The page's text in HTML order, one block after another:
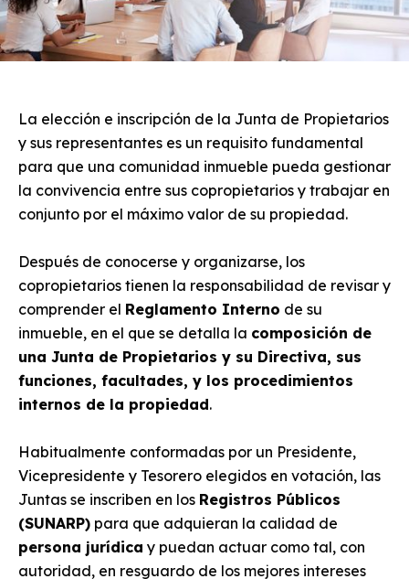
La elección e inscripción de la Junta de Propietarios
y sus representantes es un requisito fundamental
para que una comunidad inmueble pueda gestionar
la convivencia entre sus copropietarios y trabajar en
conjunto por el máximo valor de su propiedad.
Después de conocerse y organizarse, los
copropietarios tienen la responsabilidad de revisar y
comprender el Reglamento Interno de su
inmueble, en el que se detalla la composición de
una Junta de Propietarios y su Directiva, sus
funciones, facultades, y los procedimientos
internos de la propiedad.
Habitualmente conformadas por un Presidente,
Vicepresidente y Tesorero elegidos en votación, las
Juntas se inscriben en los Registros Públicos
(SUNARP) para que adquieran la calidad de
persona jurídica y puedan actuar como tal, con
autoridad, en resguardo de los mejores intereses